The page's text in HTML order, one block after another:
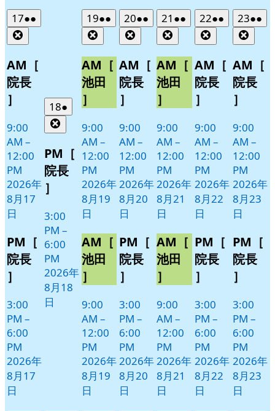
172026
年
8
月
17
日
●●
件
イ
ベ
AM［
院長
］
9:00
AM –
12:00
PM
2026年
8月17
日
PM［
院長
］
3:00
PM –
6:00
PM
2026年
8月17
日
182026
年
8
月
18
日
●
件
イ
ベ
ン
Close
PM［
院長
］
3:00
PM –
6:00
PM
2026年
8月18
日
192026
年
8
月
19
日
●●
件
の
イ
ベ
ン
ト)
AM［
池田
］
9:00
AM –
12:00
PM
2026年
8月19
日
AM［
池田
］
9:00
AM –
12:00
PM
2026年
8月19
日
202026
年
8
月
20
日
●●
件
の
イ
ベ
ン
ト)
AM［
院長
］
9:00
AM –
12:00
PM
2026年
8月20
日
PM［
院長
］
3:00
PM –
6:00
PM
2026年
8月20
日
21 2026
年
8
月
21
日
●●
件
の
イ
ベ
ン
ト)
AM［
池田
］
9:00
AM –
12:00
PM
2026年
8月21
日
AM［
池田
］
9:00
AM –
12:00
PM
2026年
8月21
日
222026
年
8
月
22
日
●●
件
の
イ
ベ
ン
ト)
AM［
院長
］
9:00
AM –
12:00
PM
2026年
8月22
日
PM［
院長
］
3:00
PM –
6:00
PM
2026年
8月22
日
232026
年
8
月
23
日
●●
件
イ
ベ
AM［
院長
］
9:00
AM –
12:00
PM
2026年
8月23
日
PM［
院長
］
3:00
PM –
6:00
PM
2026年
8月23
日